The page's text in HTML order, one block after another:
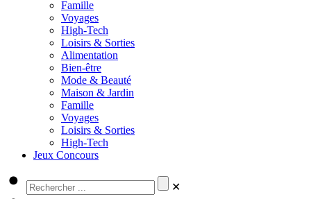
Famille
Voyages
High-Tech
Loisirs & Sorties
Alimentation
Bien-être
Mode & Beauté
Maison & Jardin
Famille
Voyages
Loisirs & Sorties
High-Tech
Jeux Concours
✕